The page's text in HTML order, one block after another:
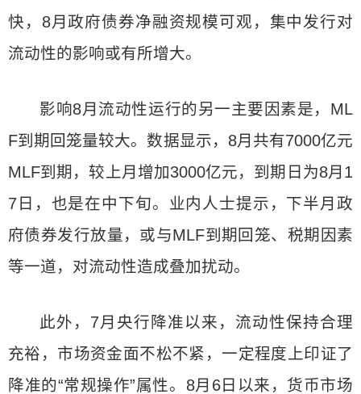
快，8月政府债券净融资规模可观，集中发行对
流动性的影响或有所增大。
影响8月流动性运行的另一主要因素是，ML
F到期回笼量较大。数据显示，8月共有7000亿元
MLF到期，较上月增加3000亿元，到期日为8月1
7日，也是在中下旬。业内人士提示，下半月政
府债券发行放量，或与MLF到期回笼、税期因素
等一道，对流动性造成叠加扰动。
此外，7月央行降准以来，流动性保持合理
充裕，市场资金面不松不紧，一定程度上印证了
降准的“常规操作”属性。8月6日以来，货币市场